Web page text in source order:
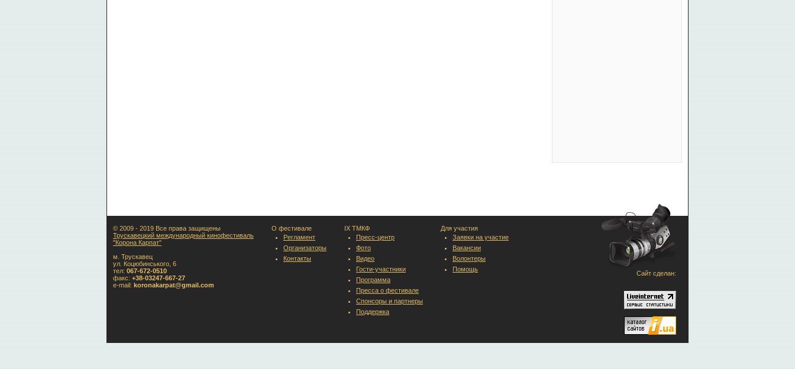
© 2009 - 2019 Все права защищены
Трускавецкий международный кинофестиваль
"Корона Карпат"
м. Трускавец
ул. Коцюбинського, 6
тел: 067-672-0510
факс: +38-03247-667-27
e-mail: koronakarpat@gmail.com
О фестивале
Регламент
Организаторы
Контакты
IX ТМКФ
Пресс-центр
Фото
Видео
Гости-участники
Программа
Пресса о фестивале
Спонсоры и партнеры
Поддержка
Для участия
Заявки на участие
Вакансии
Волонтеры
Помощь
Сайт сделан: